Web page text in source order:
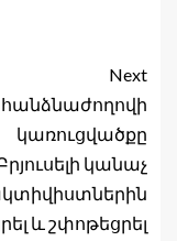
Next
կառուցվածքը
կանաչ
և շփոթեցրել